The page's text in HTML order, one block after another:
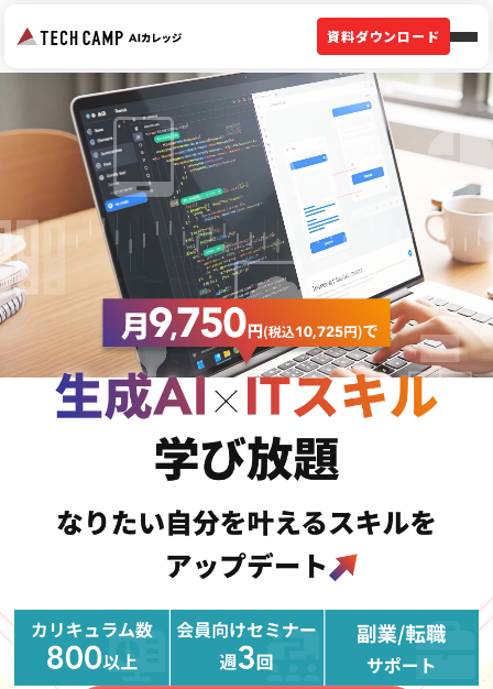
資料ダウンロード